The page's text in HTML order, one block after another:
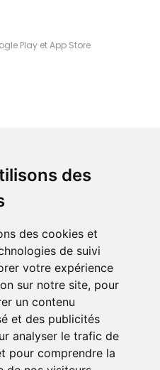
des
des cookies et
de suivi
votre expérience
sur notre site, pour
un contenu
et des publicités
analyser le trafic de
pour comprendre la
Play et App Store
votre commande à Amiens
ou recevez-là rapidement
sociaux
d’Amiens vous souhaitent de